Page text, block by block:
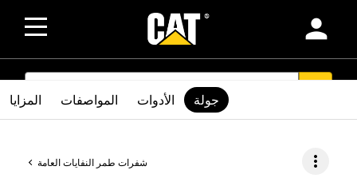
person
SEARCH
شفرات طمر النفايات العامة more_vert
المزايا المواصفات الأدوات جولة